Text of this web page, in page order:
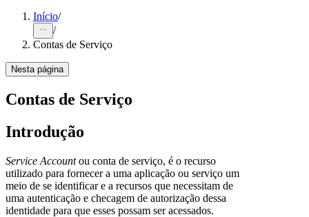
Início/
/
Contas de Serviço
Nesta página
Contas de Serviço
Introdução
Service Accountou conta de serviço, é o recurso
utilizado para fornecer a uma aplicação ou serviço um
meio de se identificar e a recursos que necessitam de
uma autenticação e checagem de autorização dessa
identidade para que esses possam ser acessados.